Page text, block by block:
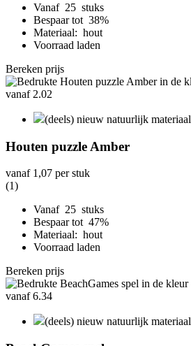
Vanaf 25 stuks
Bespaar tot 38%
Materiaal: hout
Voorraad laden
Bereken prijs
(deels) nieuw natuurlijk materiaal
Houten puzzle Amber
vanaf 1,07 per stuk
(1)
Vanaf 25 stuks
Bespaar tot 47%
Materiaal: hout
Voorraad laden
Bereken prijs
(deels) nieuw natuurlijk materiaal